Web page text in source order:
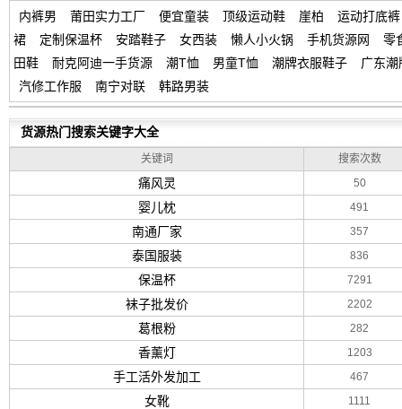
内裤男 莆田实力工厂 便宜童装 顶级运动鞋 崖柏
运动打底裤
裙
定制保温杯 安踏鞋子 女西装 懒人小火锅 手机货源网
零
田鞋
耐克阿迪一手货源 潮T恤 男童T恤 潮牌衣服鞋子
广东潮
汽修工作服
南宁对联 韩路男装
货源热门搜索关键字大全
关键词 搜索次数
痛风灵 50
婴儿枕 491
南通厂家 357
泰国服装 836
保温杯 7291
袜子批发价 2202
葛根粉 282
香薰灯 1203
手工活外发加工 467
女靴 1111